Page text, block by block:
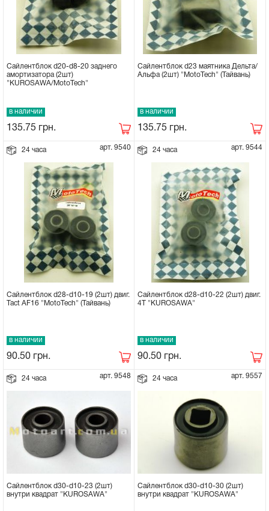
Сайлентблок d20-d8-20 заднего
амортизатора (2шт)
"KUROSAWA/MotoTech"
в наличии
135.75 грн.
Сайлентблок d23 маятника Дельта/
Альфа (2шт) "MotoTech" (Тайвань)
в наличии
135.75 грн.
24 часа арт. 9540
Сайлентблок d28-d10-19 (2шт) двиг.
Tact AF16 "MotoTech" (Тайвань)
в наличии
90.50 грн.
24 часа арт. 9544
Сайлентблок d28-d10-22 (2шт) двиг.
4Т "KUROSAWA"
в наличии
90.50 грн.
24 часа арт. 9548
Сайлентблок d30-d10-23 (2шт)
внутри квадрат "KUROSAWA"
24 часа арт. 9557
Сайлентблок d30-d10-30 (2шт)
внутри квадрат "KUROSAWA"